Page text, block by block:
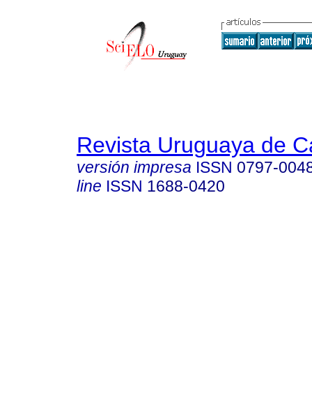
Revista Uruguaya de
versión impresa ISSN 0797-
line ISSN 1688-0420